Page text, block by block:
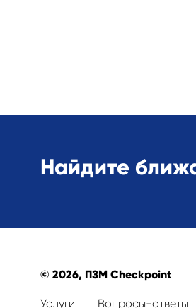
Найдите
© 2026, ПЗМ Checkpoint
Услуги Вопросы-ответы